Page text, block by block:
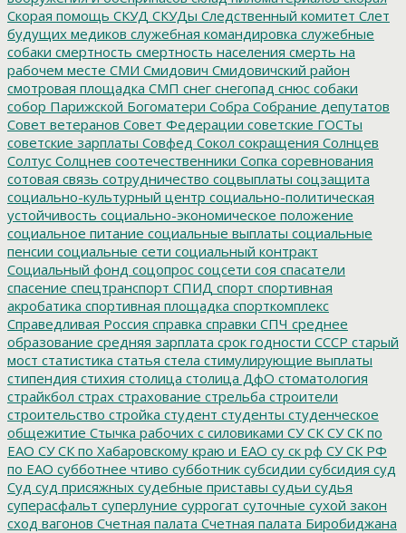
Скорая помощь СКУД СКУДы Следственный комитет Слет
будущих медиков служебная командировка служебные
собаки смертность смертность населения смерть на
рабочем месте СМИ Смидович Смидовичский район
смотровая площадка СМП снег снегопад снюс собаки
собор Парижской Богоматери Собра Собрание депутатов
Совет ветеранов Совет Федерации советские ГОСТы
советские зарплаты Совфед Сокол сокращения Солнцев
Солтус Солцнев соотечественники Сопка соревнования
сотовая связь сотрудничество соцвыплаты соцзащита
социально-культурный центр социально-политическая
устойчивость социально-экономическое положение
социальное питание социальные выплаты социальные
пенсии социальные сети социальный контракт
Социальный фонд соцопрос соцсети соя спасатели
спасение спецтранспорт СПИД спорт спортивная
акробатика спортивная площадка спорткомплекс
Справедливая Россия справка справки СПЧ среднее
образование средняя зарплата срок годности СССР старый
мост статистика статья стела стимулирующие выплаты
стипендия стихия столица столица ДфО стоматология
страйкбол страх страхование стрельба строители
строительство стройка студент студенты студенческое
общежитие Стычка рабочих с силовиками СУ СК СУ СК по
ЕАО СУ СК по Хабаровскому краю и ЕАО су ск рф СУ СК РФ
по ЕАО субботнее чтиво субботник субсидии субсидия суд
Суд суд присяжных судебные приставы судьи судья
суперасфальт суперлуние суррогат суточные сухой закон
сход вагонов Счетная палата Счетная палата Биробиджана